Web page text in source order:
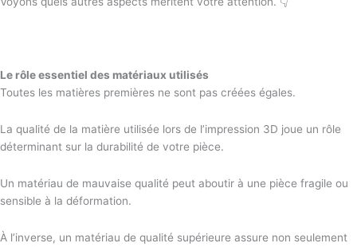
Le rôle essentiel des matériaux utilisés
Toutes les matières premières ne sont pas créées égales.
La qualité de la matière utilisée lors de l’impression 3D joue un rôle
déterminant sur la durabilité de votre pièce.
Un matériau de mauvaise qualité peut aboutir à une pièce fragile ou
sensible à la déformation.
À l’inverse, un matériau de qualité supérieure assure non seulement